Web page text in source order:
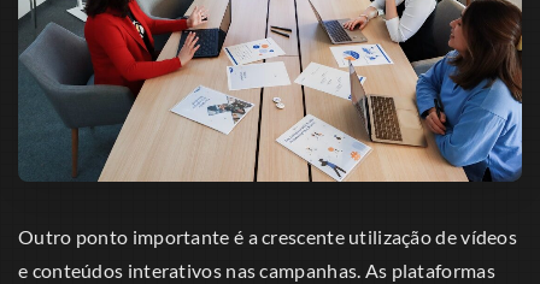
Outro ponto importante é a crescente utilização de vídeos
e conteúdos interativos nas campanhas. As plataformas